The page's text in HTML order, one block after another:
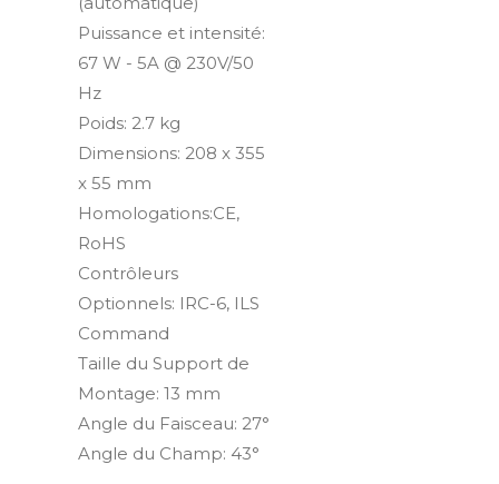
Puissance et intensité:
67 W - 5A @ 230V/50
Hz
Poids: 2.7 kg
Dimensions: 208 x 355
x 55 mm
Homologations:CE,
RoHS
Contrôleurs
Optionnels: IRC-6, ILS
Command
Taille du Support de
Montage: 13 mm
Angle du Faisceau: 27°
Angle du Champ: 43°